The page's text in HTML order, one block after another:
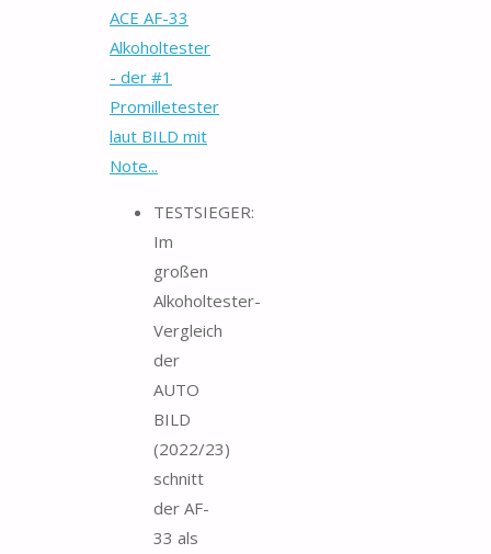
ACE AF-33
Alkoholtester
- der #1
Promilletester
laut BILD mit
Note...
TESTSIEGER:
Im
großen
Alkoholtester-
Vergleich
der
AUTO
BILD
(2022/23)
schnitt
der AF-
33 als